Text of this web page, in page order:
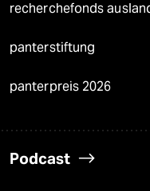
recherchefonds
panterstiftung
panterpreis 2026
Podcast